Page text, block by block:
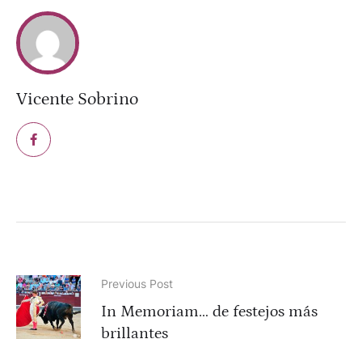
Vicente Sobrino
Previous Post
In Memoriam… de festejos más
brillantes